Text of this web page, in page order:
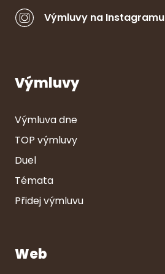
Výmluvy na Instagramu
Výmluvy
Výmluva dne
TOP výmluvy
Duel
Témata
Přidej výmluvu
Web